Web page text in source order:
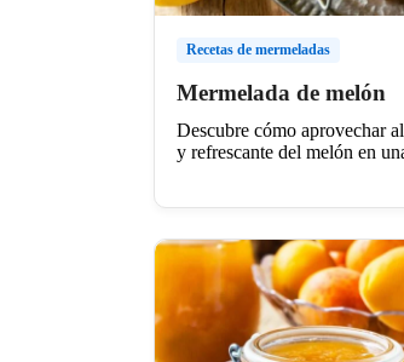
Recetas de mermeladas
Mermelada de melón
Descubre cómo aprovechar
y refrescante del melón en